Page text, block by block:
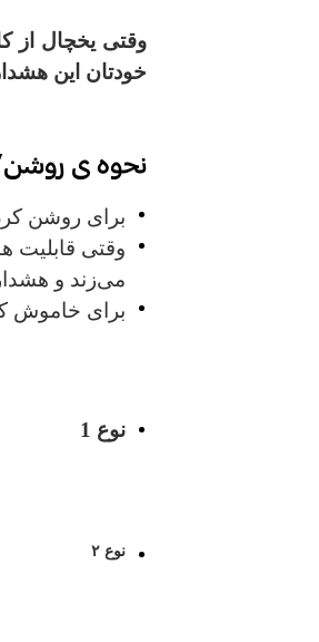
وقتی یخچال
خودتان این
نحوه ی
برای روشن
وقتی قابلیت
می‌زند و
برای خاموش
نوع 1
نوع ۲